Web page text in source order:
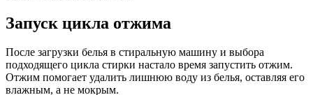
Запуск цикла отжима
После загрузки белья в стиральную машину и выбора
подходящего цикла стирки настало время запустить отжим.
Отжим помогает удалить лишнюю воду из белья, оставляя его
влажным, а не мокрым.